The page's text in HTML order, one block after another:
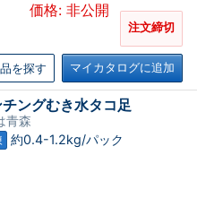
価格: 非公開
注文締切
を探す マイカタログに追加
ングむき水タコ足
青森
約0.4-1.2kg/パック